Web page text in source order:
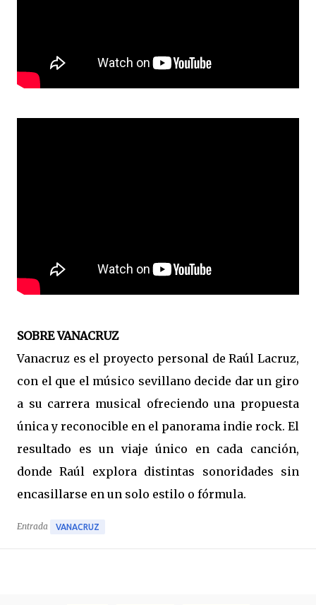
SOBRE VANACRUZ
Vanacruz es el proyecto personal de Raúl Lacruz,
con el que el músico sevillano decide dar un giro
a su carrera musical ofreciendo una propuesta
única y reconocible en el panorama indie rock. El
resultado es un viaje único en cada canción,
donde Raúl explora distintas sonoridades sin
encasillarse en un solo estilo o fórmula.
Entrada VANACRUZ